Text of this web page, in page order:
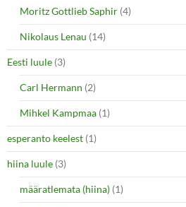
Moritz Gottlieb Saphir (4)
Nikolaus Lenau (14)
Eesti luule (3)
Carl Hermann (2)
Mihkel Kampmaa (1)
esperanto keelest (1)
hiina luule (3)
määratlemata (hiina) (1)